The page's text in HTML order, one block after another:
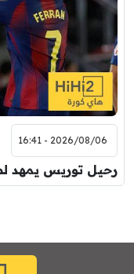
2026/08/06 - 16:41
رحيل توريس يمهد